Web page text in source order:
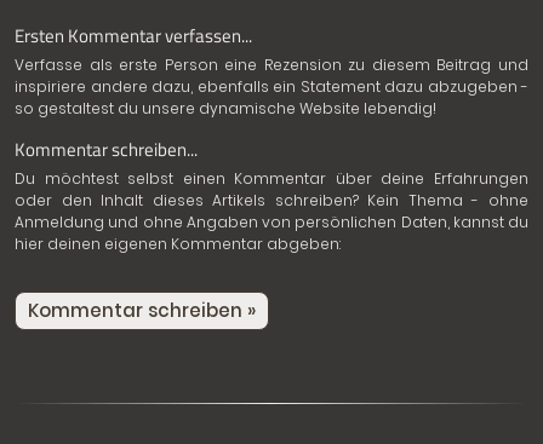
Ersten Kommentar verfassen...
Verfasse als erste Person eine Rezension zu diesem Beitrag und
inspiriere andere dazu, ebenfalls ein Statement dazu abzugeben -
so gestaltest du unsere dynamische Website lebendig!
Kommentar schreiben...
Du möchtest selbst einen Kommentar über deine Erfahrungen
oder den Inhalt dieses Artikels schreiben? Kein Thema - ohne
Anmeldung und ohne Angaben von persönlichen Daten, kannst du
hier deinen eigenen Kommentar abgeben:
Kommentar schreiben »